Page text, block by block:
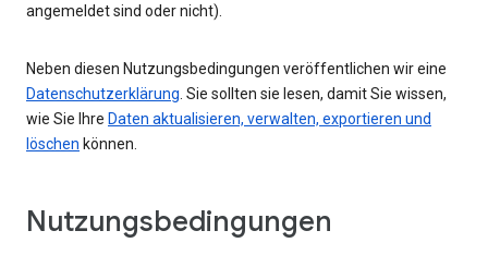
angemeldet sind oder nicht).
Neben diesen Nutzungsbedingungen veröffentlichen wir eine
Datenschutzerklärung . Sie sollten sie lesen, damit Sie wissen,
wie Sie Ihre Daten aktualisieren, verwalten, exportieren und
löschen können.
Nutzungsbedingungen